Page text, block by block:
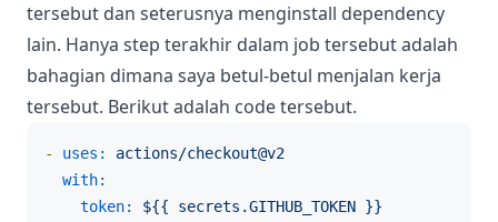
tersebut dan seterusnya menginstall dependency
lain. Hanya step terakhir dalam job tersebut adalah
bahagian dimana saya betul-betul menjalan kerja
tersebut. Berikut adalah code tersebut.
- uses:
actions/checkout@v2
with:
token:
${{ secrets.GITHUB_TOKEN }}